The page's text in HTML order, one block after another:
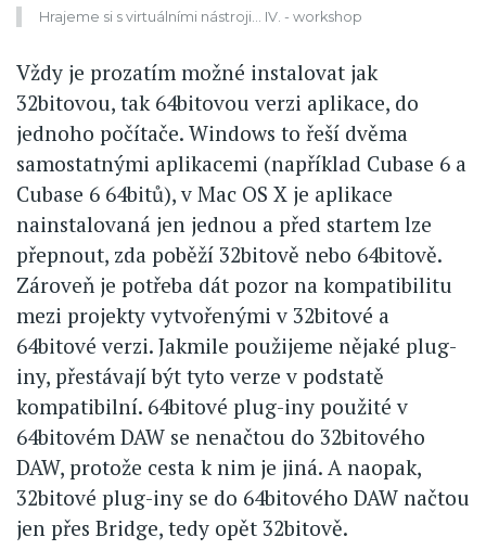
Hrajeme si s virtuálními nástroji... IV. - workshop
Vždy je prozatím možné instalovat jak
32bitovou, tak 64bitovou verzi aplikace, do
jednoho počítače. Windows to řeší dvěma
samostatnými aplikacemi (například Cubase 6 a
Cubase 6 64bitů), v Mac OS X je aplikace
nainstalovaná jen jednou a před startem lze
přepnout, zda poběží 32bitově nebo 64bitově.
Zároveň je potřeba dát pozor na kompatibilitu
mezi projekty vytvořenými v 32bitové a
64bitové verzi. Jakmile použijeme nějaké plug-
iny, přestávají být tyto verze v podstatě
kompatibilní. 64bitové plug-iny použité v
64bitovém DAW se nenačtou do 32bitového
DAW, protože cesta k nim je jiná. A naopak,
32bitové plug-iny se do 64bitového DAW načtou
jen přes Bridge, tedy opět 32bitově.